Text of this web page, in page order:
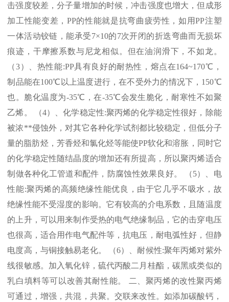
击强度较差，分子量增加的时候，冲击强度也增大，但成形
加工性能变差， PP的性能就是抗弯曲疲劳性，如用PP注塑
一体活动铰链，能承受7×10的7次开闭的折迭弯曲而无损坏
痕迹，干摩擦系数与尼龙相似。但在油润滑下，不如龙。
（3）、热性能:PP具有良好的耐热性，熔点在164~170℃ ，
制品能在100℃ 以上温度进行，在不受外力的情况下， 150℃
也。脆化温度为-35℃ ，在-35℃会发生脆化，耐寒性不如聚
乙烯。 （4）、化学稳定性:聚丙烯的化学稳定性很好，除能
被浓**侵蚀外，对其它各种化学试剂都比较稳定，但低分子
量的脂肪烃，芳香烃和氯化烃等能使PP软化和溶胀，同时它
的化学稳定性随结晶度的增加还有所提高，所以聚丙烯适合
制做各种化工管道和配件，防腐蚀性效果良好。 （5）、电
性能:聚丙烯的高频绝缘性能优良，由于它几乎不吸水，故
绝缘性能不受湿度的影响。它有较高的介电系数，且随温度
的上升，可以用来制作受热的电气绝缘制品，它的击穿电压
也很高，适合用作电气配件等，抗电压，耐电弧性好，但静
电度高，与铜接触易老化。 （6）、耐候性:聚年丙烯对紫外
线很敏感。加入氧化锌，硫代丙酸二月桂酯，碳黑或类似的
乳白填料等可以改善其耐性能。 二、聚丙烯的改性聚丙烯
可通过，增强，共混，共聚。交联来改性。如添加碳酸钙，